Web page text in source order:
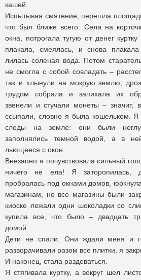
кашей.
Испытывая смятение, перешла
что был ближе всего. Села на
окна, потрогала тугую от денег
плакала, смеялась, и снова
лилась соленая вода. Потом
не смогла с собой совладать –
так и хлынули на мокрую землю,
трудом собрала и запихала их
звенели и стучали монеты – значит,
ссыпали, словно я была кошельком. Я
следы на земле: они были
заполнялись темной водой, а в
льющееся с окон.
Внезапно я почувствовала сильный
ничего не ела! Я заторопилась,
пробралась под окнами домов,
магазинам, но все магазины были
киоске лежали одни шоколадки со
купила все, что было – двадцать
домой.
Дети не спали. Они ждали меня и
разворачивали разом все плитки, я
И наконец, стала раздеваться.
Я стягивала куртку, а вокруг шел